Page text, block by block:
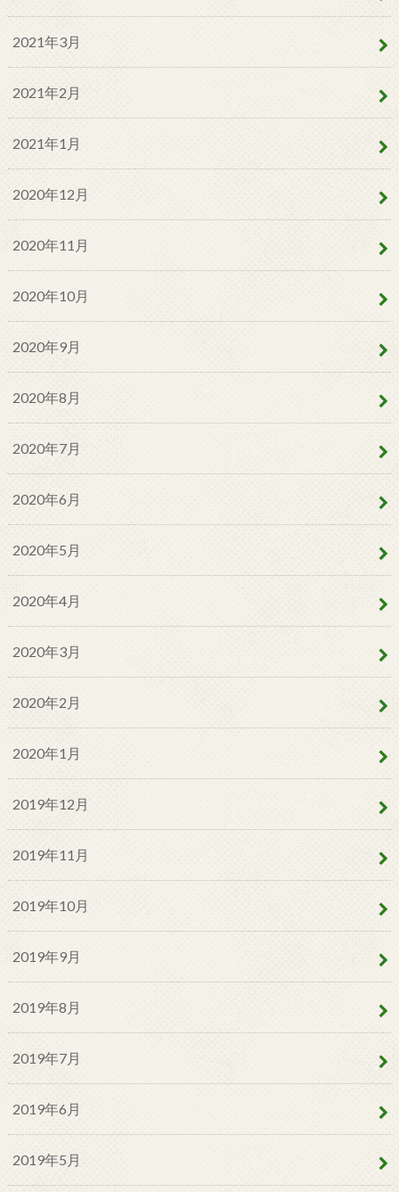
2021年3月
2021年2月
2021年1月
2020年12月
2020年11月
2020年10月
2020年9月
2020年8月
2020年7月
2020年6月
2020年5月
2020年4月
2020年3月
2020年2月
2020年1月
2019年12月
2019年11月
2019年10月
2019年9月
2019年8月
2019年7月
2019年6月
2019年5月